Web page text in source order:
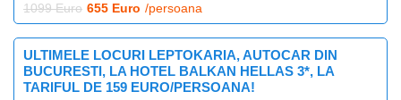
1099 Euro 655 Euro /persoana
ULTIMELE LOCURI LEPTOKARIA, AUTOCAR DIN
BUCURESTI, LA HOTEL BALKAN HELLAS 3*, LA
TARIFUL DE 159 EURO/PERSOANA!